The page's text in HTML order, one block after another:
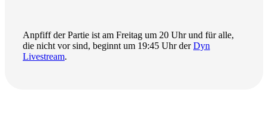
Anpfiff der Partie ist am Freitag um 20 Uhr und für alle,
die nicht vor sind, beginnt um 19:45 Uhr derDyn
Livestream.